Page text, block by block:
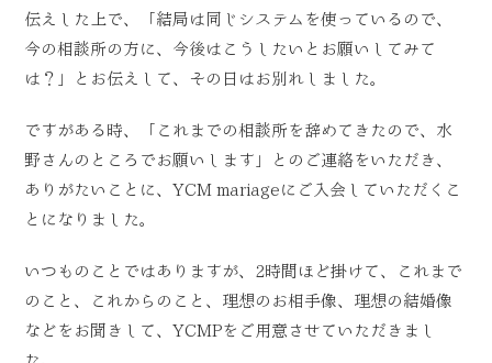
伝えした上で、「結局は同じシステムを使っているので、
今の相談所の方に、今後はこうしたいとお願いしてみて
は？」とお伝えして、その日はお別れしました。
ですがある時、「これまでの相談所を辞めてきたので、水
野さんのところでお願いします」とのご連絡をいただき、
ありがたいことに、YCM mariageにご入会していただくこ
とになりました。
いつものことではありますが、2時間ほど掛けて、これまで
のこと、これからのこと、理想のお相手像、理想の結婚像
などをお聞きして、YCMPをご用意させていただきまし